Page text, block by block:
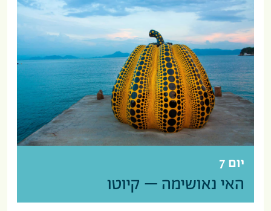
יום 7
האי נאושימה – קיוטו